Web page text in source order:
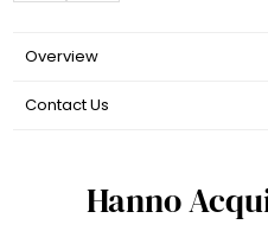
Overview
Contact Us
Hanno